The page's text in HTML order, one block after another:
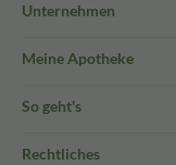
Unternehmen
Meine Apotheke
So geht's
Rechtliches